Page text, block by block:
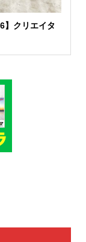
】クリエイタ